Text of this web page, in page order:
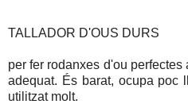
TALLADOR D'OUS DURS
per fer rodanxes d'ou
adequat. És barat, ocupa
utilitzat molt.